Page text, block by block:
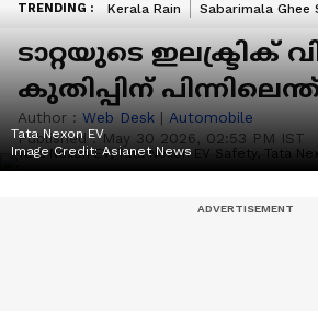
TRENDING : Kerala Rain Sabarimala Ghee
ടാറ്റയുടെ ഇലക്ട്രിക്
കുതിപ്പിന്
Author : Web Desk | Automobile
Published :May 30 2026, 02:53 PM IST
Tata Nexon EV
Image Credit:Asianet News